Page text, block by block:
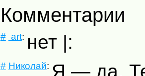
Комментарии
# art: нет |:
# Николай: Я — да.